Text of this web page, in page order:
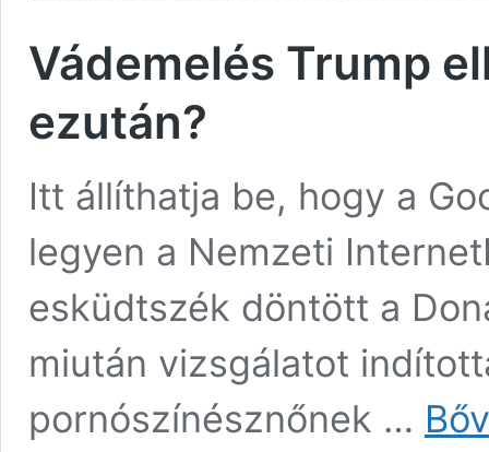
Vádemelés Trump
ezután?
Itt állíthatja be, hogy a
legyen a Nemzeti
esküdtszék döntött a
miután vizsgálatot
pornószínésznőnek …